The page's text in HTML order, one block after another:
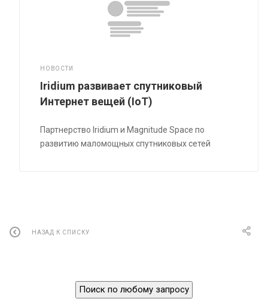
НОВОСТИ
Iridium развивает спутниковый
Интернет вещей (IoT)
Партнерство Iridium и Magnitude Space по
развитию маломощных спутниковых сетей
НАЗАД К СПИСКУ
Поиск по любому запросу